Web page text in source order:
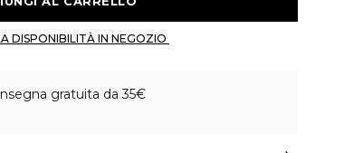
gratuita da 35€